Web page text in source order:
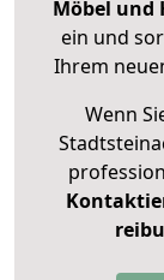
Möbel und
ein und
Ihrem
Wenn